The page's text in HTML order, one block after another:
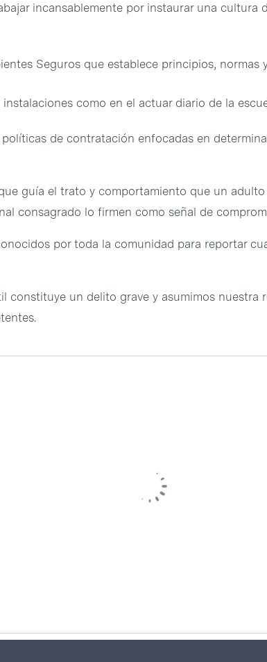
incansablemente por instaurar una
Seguros que establece principios,
como en el actuar diario de la
de contratación enfocadas en
guía el trato y comportamiento que un
consagrado lo firmen como señal de
por toda la comunidad para reportar
constituye un delito grave y asumimos nuestra